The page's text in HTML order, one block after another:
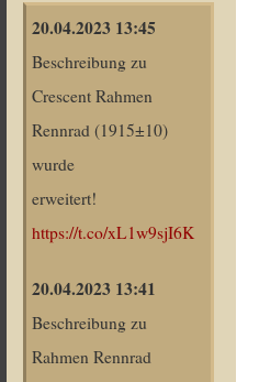
20.04.2023 13:45
Beschreibung zu
Crescent Rahmen
Rennrad (1915±10)
wurde
erweitert!
https://t.co/xL1w9sjI6K
20.04.2023 13:41
Beschreibung zu
Rahmen Rennrad